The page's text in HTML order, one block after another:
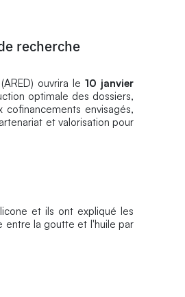
recherche
ouvrira le10 janvier
optimale des dossiers,
envisagés,
et valorisation pour
et ils ont expliqué les
entre la goutte et l'huile par